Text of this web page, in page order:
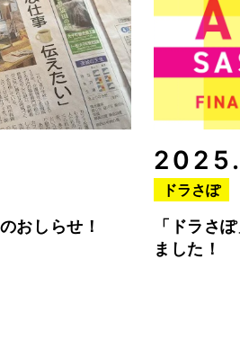
おしらせ！
ドラさぽ
「ドラさ
ました！